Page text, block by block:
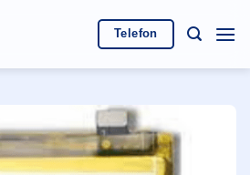
Telefon